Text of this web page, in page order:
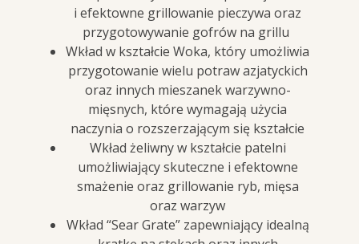
i efektowne grillowanie pieczywa oraz
przygotowywanie gofrów na grillu
Wkład w kształcie Woka, który umożliwia
przygotowanie wielu potraw azjatyckich
oraz innych mieszanek warzywno-
mięsnych, które wymagają użycia
naczynia o rozszerzającym się kształcie
Wkład żeliwny w kształcie patelni
umożliwiający skuteczne i efektowne
smażenie oraz grillowanie ryb, mięsa
oraz warzyw
Wkład “Sear Grate” zapewniający idealną